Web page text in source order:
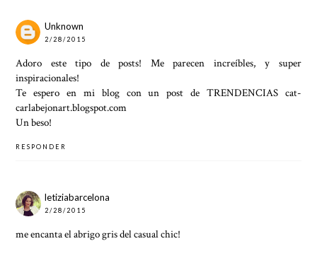
Unknown
2/28/2015
Adoro este tipo de posts! Me parecen increíbles, y super
inspiracionales!
Te espero en mi blog con un post de TRENDENCIAS cat-
carlabejonart.blogspot.com
Un beso!
RESPONDER
letiziabarcelona
2/28/2015
me encanta el abrigo gris del casual chic!